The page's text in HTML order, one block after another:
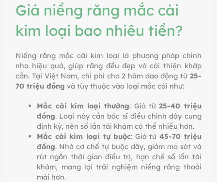
Giá niềng răng mắc cài
kim loại bao nhiêu tiền?
Niềng răng mắc cài kim loại là phương pháp chỉnh
nha hiệu quả, giúp răng đều đẹp và cải thiện khớp
cắn. Tại Việt Nam, chi phí cho 2 hàm dao động từ 25-
70 triệu đồng và tùy thuộc vào loại mắc cài như:
Mắc cài kim loại thường: Giá từ25-40 triệu
đồng. Loại này cần bác sĩ điều chỉnh dây cung
định kỳ, nên số lần tái khám có thể nhiều hơn.
Mắc cài kim loại tự buộc: Giá từ 45-70 triệu
đồng. Nhờ cơ chế tự buộc dây, giảm ma sát và
rút ngắn thời gian điều trị, hạn chế số lần tái
khám, mang lại trải nghiệm niềng răng thoải
mái hơn.